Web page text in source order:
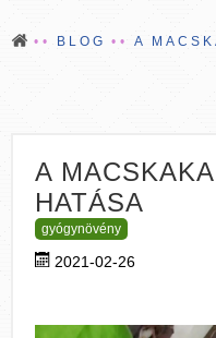
BLOG A
A
HATÁSA
gyógynövény
2021-02-26